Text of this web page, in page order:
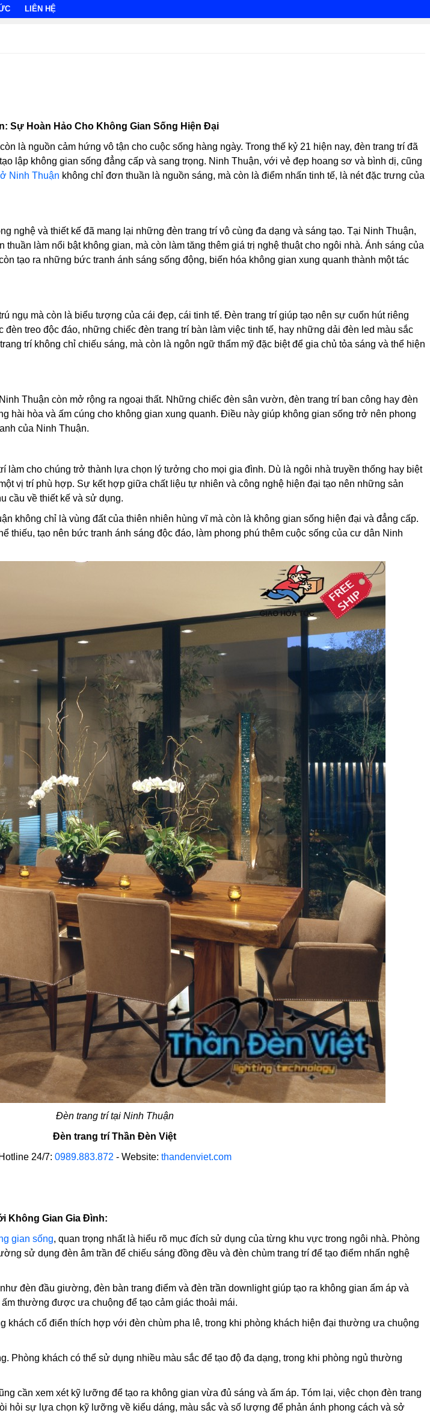
LIÊN HỆ
Sự Hoàn Hảo Cho Không Gian Sống Hiện Đại
là nguồn cảm hứng vô tận cho cuộc sống hàng ngày. Trong thế kỷ 21 hiện nay, đèn trang trí đã
lập không gian sống đẳng cấp và sang trọng. Ninh Thuận, với vẻ đẹp hoang sơ và bình dị, cũng
Ninh Thuận không chỉ đơn thuần là nguồn sáng, mà còn là điểm nhấn tinh tế, là nét đặc trưng của
nghệ và thiết kế đã mang lại những đèn trang trí vô cùng đa dạng và sáng tạo. Tại Ninh Thuận,
làm nổi bật không gian, mà còn làm tăng thêm giá trị nghệ thuật cho ngôi nhà. Ánh sáng của
tạo ra những bức tranh ánh sáng sống động, biến hóa không gian xung quanh thành một tác
ngụ mà còn là biểu tượng của cái đẹp, cái tinh tế. Đèn trang trí giúp tạo nên sự cuốn hút riêng
treo độc đáo, những chiếc đèn trang trí bàn làm việc tinh tế, hay những dải đèn led màu sắc
trí không chỉ chiếu sáng, mà còn là ngôn ngữ thẩm mỹ đặc biệt để gia chủ tỏa sáng và thể hiện
Thuận còn mở rộng ra ngoại thất. Những chiếc đèn sân vườn, đèn trang trí ban công hay đèn
hài hòa và ấm cúng cho không gian xung quanh. Điều này giúp không gian sống trở nên phong
của Ninh Thuận.
làm cho chúng trở thành lựa chọn lý tưởng cho mọi gia đình. Dù là ngôi nhà truyền thống hay biệt
vị trí phù hợp. Sự kết hợp giữa chất liệu tự nhiên và công nghệ hiện đại tạo nên những sản
cầu về thiết kế và sử dụng.
không chỉ là vùng đất của thiên nhiên hùng vĩ mà còn là không gian sống hiện đại và đẳng cấp.
thiếu, tạo nên bức tranh ánh sáng độc đáo, làm phong phú thêm cuộc sống của cư dân Ninh
Đèn trang trí tại Ninh Thuận
Đèn trang trí Thần Đèn Việt
Hotline 24/7: 0989.883.872 - Website: thandenviet.com
Không Gian Gia Đình:
gian sống, quan trọng nhất là hiểu rõ mục đích sử dụng của từng khu vực trong ngôi nhà. Phòng
sử dụng đèn âm trần để chiếu sáng đồng đều và đèn chùm trang trí để tạo điểm nhấn nghệ
đèn đầu giường, đèn bàn trang điểm và đèn trần downlight giúp tạo ra không gian ấm áp và
thường được ưa chuộng để tạo cảm giác thoải mái.
khách cổ điển thích hợp với đèn chùm pha lê, trong khi phòng khách hiện đại thường ưa chuộng
Phòng khách có thể sử dụng nhiều màu sắc để tạo độ đa dạng, trong khi phòng ngủ thường
cần xem xét kỹ lưỡng để tạo ra không gian vừa đủ sáng và ấm áp. Tóm lại, việc chọn đèn trang
hỏi sự lựa chọn kỹ lưỡng về kiểu dáng, màu sắc và số lượng để phản ánh phong cách và sở